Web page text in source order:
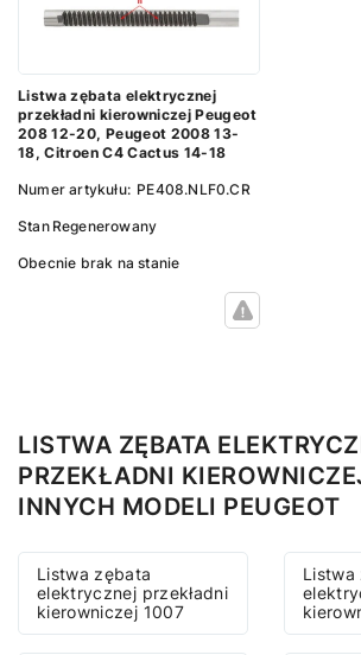
Listwa zębata elektrycznej
przekładni kierowniczej Peugeot
208 12-20, Peugeot 2008 13-
18, Citroen C4 Cactus 14-18
Numer artykułu: PE408.NLF0.CR
Stan Regenerowany
Obecnie brak na stanie
LISTWA ZĘBATA
PRZEKŁADNI
INNYCH MODELI PEUGEOT
Listwa zębata
elektrycznej przekładni
kierowniczej 1007
Listwa